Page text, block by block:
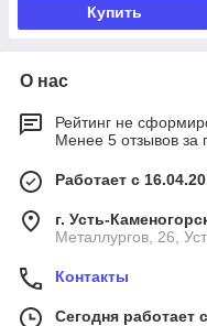
Купить
О нас
Рейтинг не
Менее 5 отзывов за
Работает с
г. Усть-
Металлургов, 26,
Контакты
Сегодня работает